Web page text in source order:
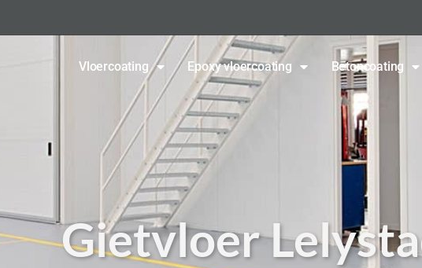
Vloercoating Epoxy vloercoating Betoncoating
Gietvloer